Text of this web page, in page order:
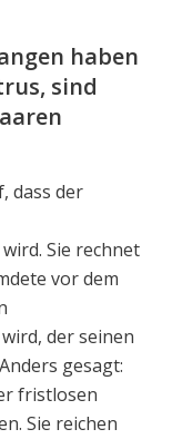
haben
sind
dass der
Sie rechnet
vor dem
der seinen
gesagt:
fristlosen
Sie reichen